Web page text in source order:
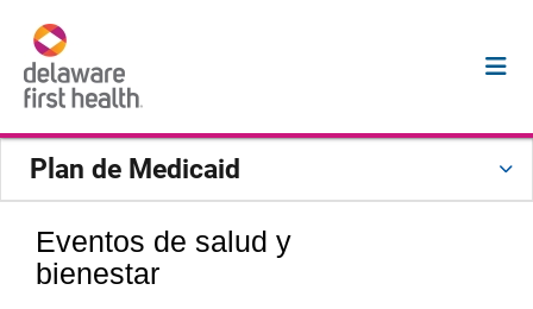
Plan de Medicaid
Eventos de salud y
bienestar